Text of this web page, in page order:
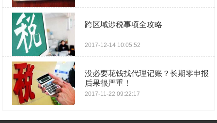
跨区域涉税事项全攻略
2017-12-14 10:05:52
没必要花钱找代理记账？长期零申报
后果很严重！
2017-11-22 09:22:17